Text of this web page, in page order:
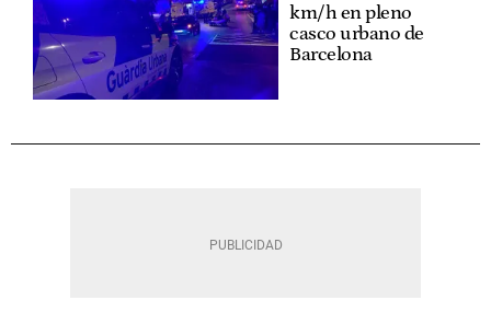
km/h en pleno
casco urbano de
Barcelona